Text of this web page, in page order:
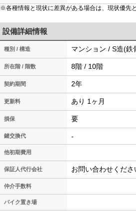
※各種情報と現状に差異がある場合は、現状優先と
設備詳細情報
種別 / 構造 マンション / S造(鉄
所在階 / 階数 8階 / 10階
契約期間 2年
更新料 あり 1ヶ月
損保 要
鍵交換代 -
他初期費用
保証人代行会社 お問い合わせくださ
仲介手数料
バイク置き場